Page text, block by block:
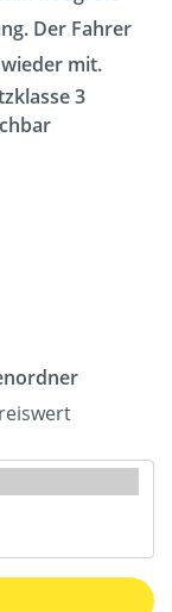
Der Fahrer
mit.
3